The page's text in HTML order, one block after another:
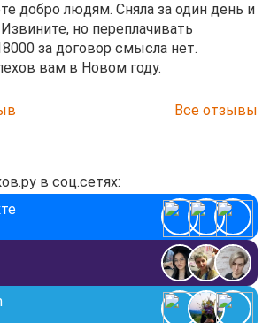
добро людям. Сняла за один день и
Извините, но переплачивать
за договор смысла нет.
вам в Новом году.
Все отзывы
в соц.сетях: